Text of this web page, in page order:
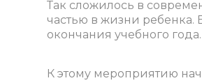
Так сложилось в
частью в жизни ребенка.
окончания учебного
К этому мероприятию